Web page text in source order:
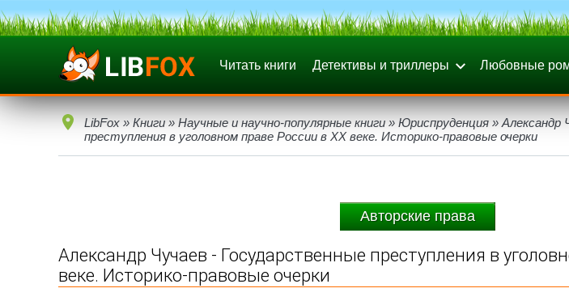
Читать книги Детективы и триллеры Любовные
LibFox » Книги » Научные и научно-популярные книги » Юриспруденция » Александр
преступления в уголовном праве России в XX веке. Историко-правовые очерки
Авторские права
Александр Чучаев - Государственные преступления в
веке. Историко-правовые очерки